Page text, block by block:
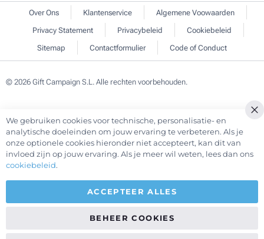
Over Ons Klantenservice
Algemene Voowaarden
Privacy Statement
Privacybeleid
Cookiebeleid
Sitemap
Contactformulier Code of Conduct
© 2026 Gift Campaign S.L. Alle rechten voorbehouden.
We gebruiken cookies voor technische, personalisatie- en
analytische doeleinden om jouw ervaring te verbeteren. Als je
onze optionele cookies hieronder niet accepteert, kan dit van
invloed zijn op jouw ervaring. Als je meer wil weten, lees dan ons
cookiebeleid.
ACCEPTEER ALLES
BEHEER COOKIES